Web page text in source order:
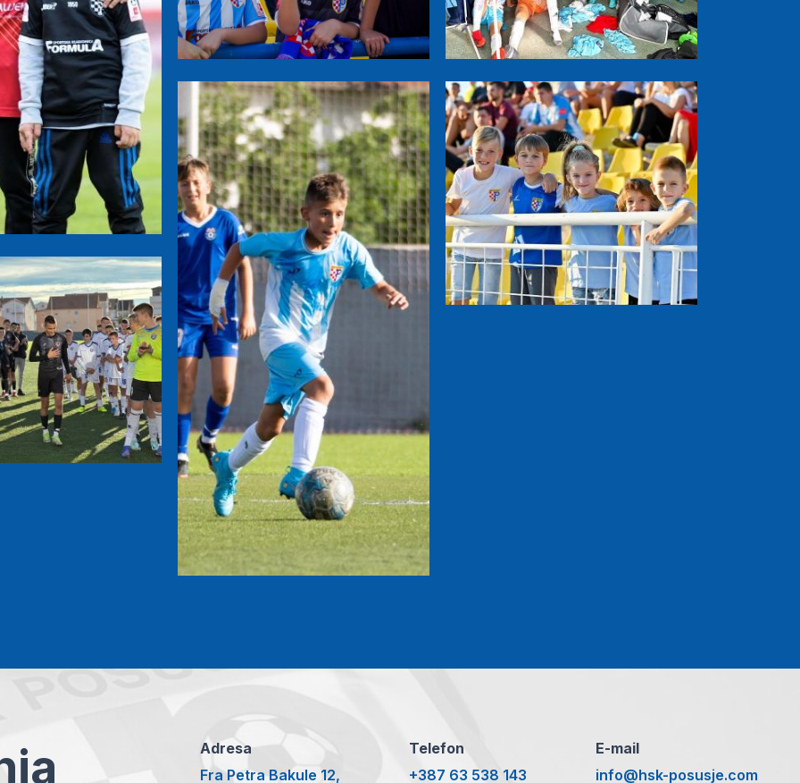
Adresa
Fra Petra Bakule 12,
Telefon
+387 63 538 143
E-mail
info@hsk-posusje.com